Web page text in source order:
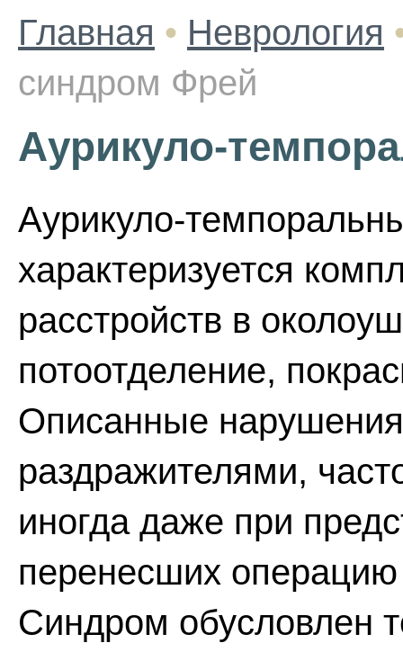
Главная • Неврология
синдром Фрей
Аурикуло-
Аурикуло-
характеризуется
расстройств в
потоотделение,
Описанные
раздражителями,
иногда даже при
перенесших
Синдром обусловлен